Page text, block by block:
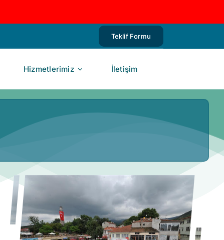
Teklif Formu
Hizmetlerimiz İletişim